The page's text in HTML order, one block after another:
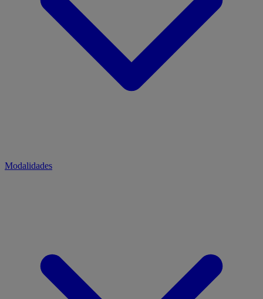
Modalidades